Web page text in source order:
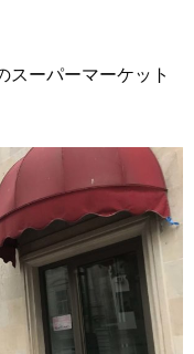
スーパーマーケット